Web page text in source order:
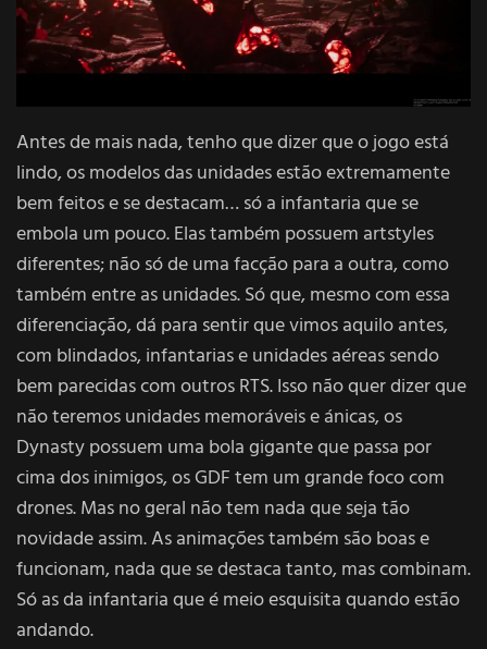
Antes de mais nada, tenho que dizer que o jogo está
lindo, os modelos das unidades estão extremamente
bem feitos e se destacam… só a infantaria que se
embola um pouco. Elas também possuem artstyles
diferentes; não só de uma facção para a outra, como
também entre as unidades. Só que, mesmo com essa
diferenciação, dá para sentir que vimos aquilo antes,
com blindados, infantarias e unidades aéreas sendo
bem parecidas com outros RTS. Isso não quer dizer que
não teremos unidades memoráveis e ánicas, os
Dynasty possuem uma bola gigante que passa por
cima dos inimigos, os GDF tem um grande foco com
drones. Mas no geral não tem nada que seja tão
novidade assim. As animações também são boas e
funcionam, nada que se destaca tanto, mas combinam.
Só as da infantaria que é meio esquisita quando estão
andando.